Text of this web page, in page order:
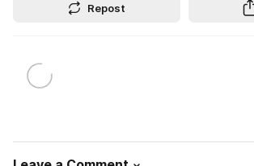
Repost